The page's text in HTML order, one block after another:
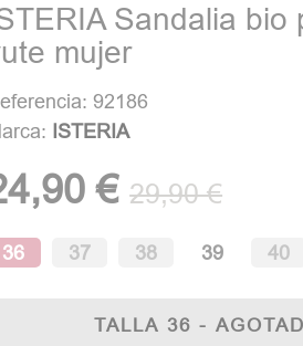
Sandalia bio
mujer
92186
ISTERIA
€ 29,90 €
36 37 38 39 40
TALLA 36 -